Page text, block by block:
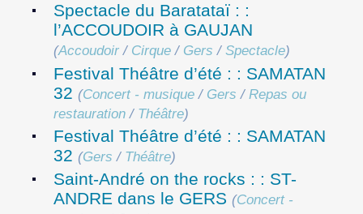
Spectacle du Baratataï : :
l’ACCOUDOIR à GAUJAN
(Accoudoir / Cirque / Gers / Spectacle)
Festival Théâtre d’été : : SAMATAN
32 (Concert - musique / Gers / Repas ou
restauration / Théâtre)
Festival Théâtre d’été : : SAMATAN
32 (Gers / Théâtre)
Saint-André on the rocks : : ST-
ANDRE dans le GERS (Concert -